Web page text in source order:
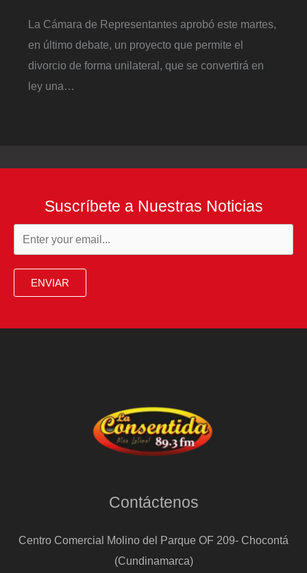
La Cámara de Representantes aprobó este martes,
en último debate, un proyecto que permite el
divorcio de forma unilateral, que se convertirá en
ley una…
Suscríbete a Nuestras Noticias
ENVIAR
Contáctenos
Centro Comercial Molino del Parque OF 209- Chocontá
(Cundinamarca)